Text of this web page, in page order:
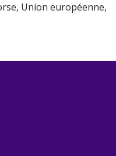
Union européenne,